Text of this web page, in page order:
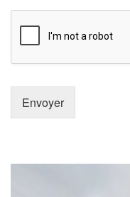
Envoyer